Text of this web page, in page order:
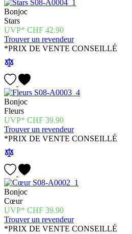
Bonjoc
Stars
CHF 42.90
Trouver un revendeur
*PRIX DE VENTE CONSEILLÉ
Bonjoc
Fleurs
CHF 39.90
Trouver un revendeur
*PRIX DE VENTE CONSEILLÉ
Bonjoc
Cœur
CHF 39.90
Trouver un revendeur
*PRIX DE VENTE CONSEILLÉ